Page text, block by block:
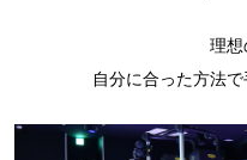
理想
自分に合った方法で